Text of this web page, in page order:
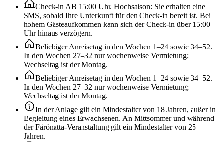
Check-in AB 15:00 Uhr. Hochsaison: Sie erhalten eine
SMS, sobald Ihre Unterkunft für den Check-in bereit ist. Bei
hohem Gästeaufkommen kann sich der Check-in über 15:00
Uhr hinaus verzögern.
Beliebiger Anreisetag in den Wochen 1–24 sowie 34–52.
In den Wochen 27–32 nur wochenweise Vermietung;
Wechseltag ist der Montag.
Beliebiger Anreisetag in den Wochen 1–24 sowie 34–52.
In den Wochen 27–32 nur wochenweise Vermietung;
Wechseltag ist der Montag.
In der Anlage gilt ein Mindestalter von 18 Jahren, außer in
Begleitung eines Erwachsenen. An Mittsommer und während
der Fårönatta-Veranstaltung gilt ein Mindestalter von 25
Jahren.